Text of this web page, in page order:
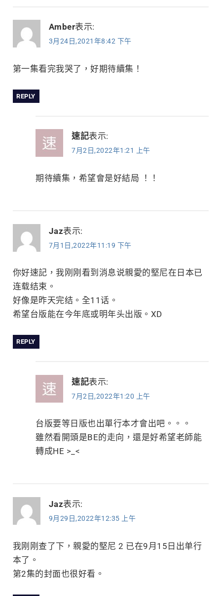
Amber表示:
3月24日,2021年8:42 下午
第一集看完我哭了，好期待續集！
REPLY
速記表示:
7月2日,2022年1:21 上午
期待續集，希望會是好結局 ！！
Jaz表示:
7月1日,2022年11:19 下午
你好速記，我刚刚看到消息说親愛的堅尼在日本已
连载结束。
好像是昨天完结。全11话。
希望台版能在今年底或明年头出版。XD
REPLY
速記表示:
7月2日,2022年1:20 上午
台版要等日版也出單行本才會出吧。。。
雖然看開頭是BE的走向，還是好希望老師能
轉成HE >_<
Jaz表示:
9月29日,2022年12:35 上午
我刚刚查了下，親愛的堅尼 2 已在9月15日出单行
本了。
第2集的封面也很好看。